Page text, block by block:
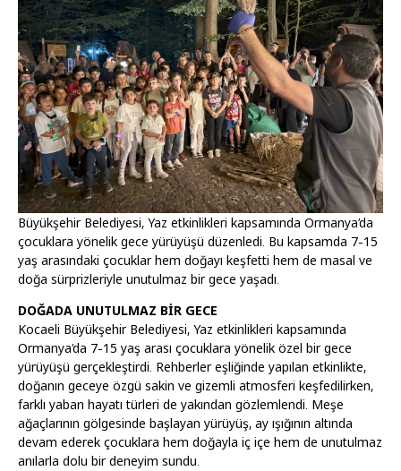
Büyükşehir Belediyesi, Yaz etkinlikleri kapsamında Ormanya’da
çocuklara yönelik gece yürüyüşü düzenledi. Bu kapsamda 7-15
yaş arasındaki çocuklar hem doğayı keşfetti hem de masal ve
doğa sürprizleriyle unutulmaz bir gece yaşadı.
DOĞADA UNUTULMAZ BİR GECE
Kocaeli Büyükşehir Belediyesi, Yaz etkinlikleri kapsamında
Ormanya’da 7-15 yaş arası çocuklara yönelik özel bir gece
yürüyüşü gerçekleştirdi. Rehberler eşliğinde yapılan etkinlikte,
doğanın geceye özgü sakin ve gizemli atmosferi keşfedilirken,
farklı yaban hayatı türleri de yakından gözlemlendi. Meşe
ağaçlarının gölgesinde başlayan yürüyüş, ay ışığının altında
devam ederek çocuklara hem doğayla iç içe hem de unutulmaz
anılarla dolu bir deneyim sundu.